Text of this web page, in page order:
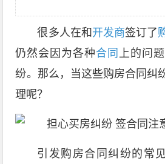
很多人在和 开发商签订了
仍然会因为各种合同 上的问
纷。那么，当这些购房合同纠
理呢？
引发购房合同纠纷的常